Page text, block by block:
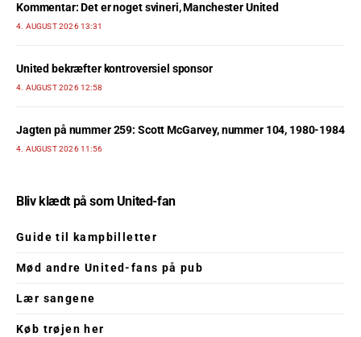
Kommentar: Det er noget svineri, Manchester United
4. AUGUST 2026 13:31
United bekræfter kontroversiel sponsor
4. AUGUST 2026 12:58
Jagten på nummer 259: Scott McGarvey, nummer 104, 1980-1984
4. AUGUST 2026 11:56
Bliv klædt på som United-fan
Guide til kampbilletter
Mød andre United-fans på pub
Lær sangene
Køb trøjen her